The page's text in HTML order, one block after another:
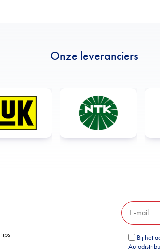
Onze leveranciers
Bij het